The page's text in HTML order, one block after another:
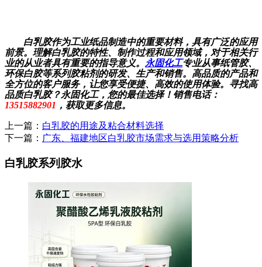
白乳胶作为工业纸品制造中的重要材料，具有广泛的应用
前景。理解白乳胶的特性、制作过程和应用领域，对于相关行
业的从业者具有重要的指导意义。 永固化工专业从事纸管胶、
环保白胶等系列胶粘剂的研发、生产和销售。高品质的产品和
全方位的客户服务，让您享受便捷、高效的使用体验。寻找高
品质白乳胶？永固化工，您的最佳选择！销售电话：
13515882901 ，获取更多信息。
上一篇： 白乳胶的用途及粘合材料选择
下一篇： 广东、福建地区白乳胶市场需求与选用策略分析
白乳胶系列胶水